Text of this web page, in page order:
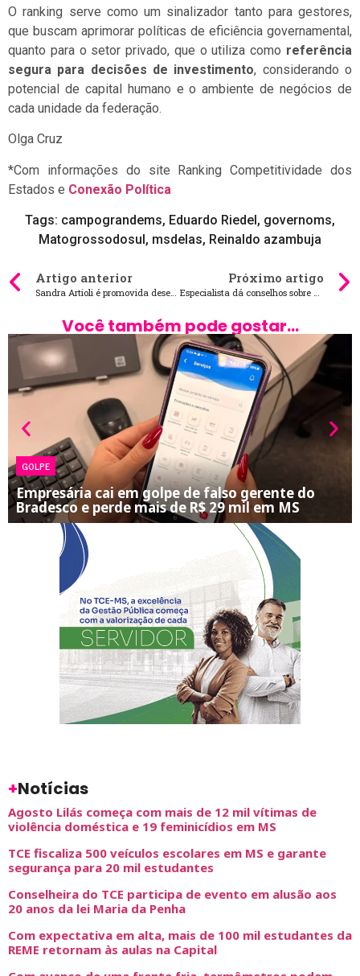
O ranking serve como um sinalizador tanto para gestores,
que buscam aprimorar políticas de eficiência governamental,
quanto para o setor privado, que o utiliza como referência
segura para decisões de investimento, considerando o
potencial de capital humano e o ambiente de negócios de
cada unidade da federação.
Olga Cruz
*Com informações do site Ranking Competitividade dos
Estados e Conexão Política
Tags: campograndems, Eduardo Riedel, governoms,
Matogrossodosul, msdelas, Reinaldo azambuja
Artigo anterior Próximo artigo
Você também pode gostar...
GOLPE
Empresária cai em golpe de falso gerente do
Bradesco e perde mais de R$ 29 mil em MS
+Notícias
Agosto Lilás começa com mais de 12 mil vítimas de
violência doméstica e 19 feminicídios em MS
TCE fiscaliza 500 veículos escolares em MS e garante
segurança para 20 mil estudantes
Conselheira do TCE participa de evento em alusão aos
20 anos da lei Maria da Penha
Com expectativa em alta, mais de 100 mil estudantes da
REME retornam às aulas na Capital